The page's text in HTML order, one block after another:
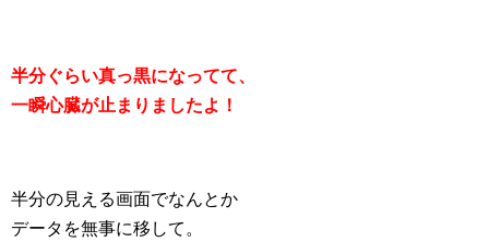
半分ぐらい真っ黒になってて、
一瞬心臓が止まりましたよ！
半分の見える画面でなんとか
データを無事に移して。